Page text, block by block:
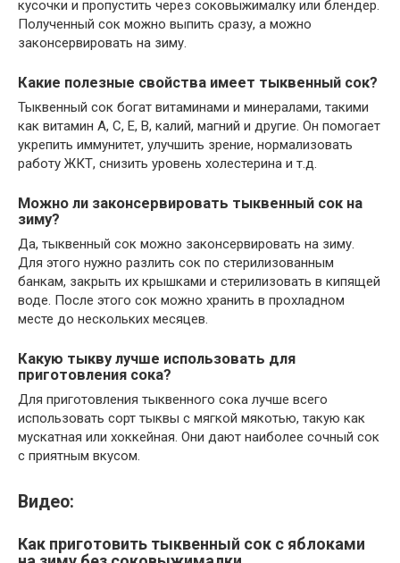
кусочки и пропустить через соковыжималку или блендер.
Полученный сок можно выпить сразу, а можно
законсервировать на зиму.
Какие полезные свойства имеет тыквенный сок?
Тыквенный сок богат витаминами и минералами, такими
как витамин А, С, Е, В, калий, магний и другие. Он помогает
укрепить иммунитет, улучшить зрение, нормализовать
работу ЖКТ, снизить уровень холестерина и т.д.
Можно ли законсервировать тыквенный сок на
зиму?
Да, тыквенный сок можно законсервировать на зиму.
Для этого нужно разлить сок по стерилизованным
банкам, закрыть их крышками и стерилизовать в кипящей
воде. После этого сок можно хранить в прохладном
месте до нескольких месяцев.
Какую тыкву лучше использовать для
приготовления сока?
Для приготовления тыквенного сока лучше всего
использовать сорт тыквы с мягкой мякотью, такую как
мускатная или хоккейная. Они дают наиболее сочный сок
с приятным вкусом.
Видео:
Как приготовить тыквенный сок с яблоками